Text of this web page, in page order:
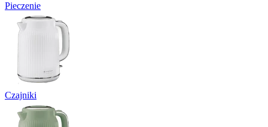
Pieczenie
Czajniki